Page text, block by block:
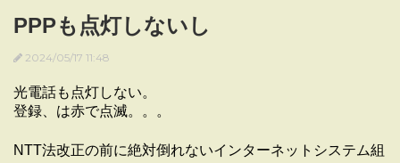
PPPも点灯しないし
2024/05/17 11:48
光電話も点灯しない。
登録、は赤で点滅。。。
NTT法改正の前に絶対倒れないインターネットシステム組